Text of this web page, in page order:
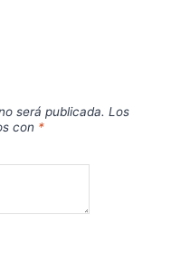
será publicada. Los
con *